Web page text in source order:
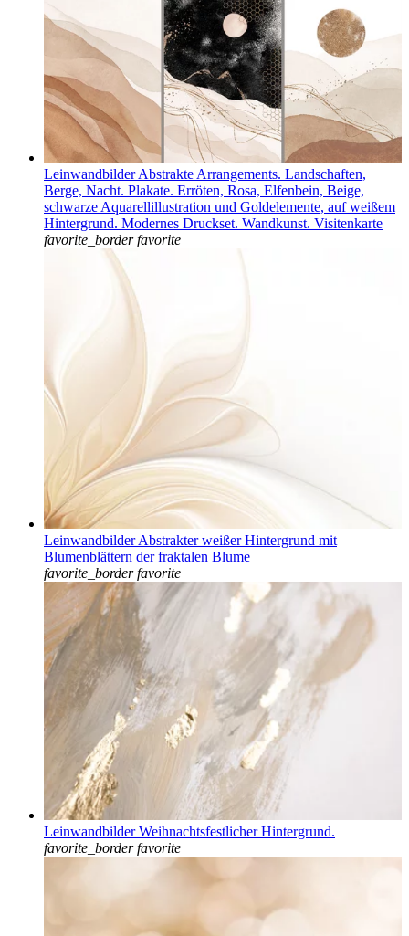
Leinwandbilder Abstrakte Arrangements. Landschaften,
Berge, Nacht. Plakate. Erröten, Rosa, Elfenbein, Beige,
schwarze Aquarellillustration und Goldelemente, auf weißem
Hintergrund. Modernes Druckset. Wandkunst. Visitenkarte
favorite_border favorite
Leinwandbilder Abstrakter weißer Hintergrund mit
Blumenblättern der fraktalen Blume
favorite_border favorite
Leinwandbilder Weihnachtsfestlicher Hintergrund.
favorite_border favorite